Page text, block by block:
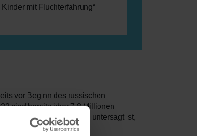
mit Fluchterfahrung“
vor Beginn des russischen
sind bereits über 7,8 Millionen
– 60 Jahren die Ausreise untersagt ist,